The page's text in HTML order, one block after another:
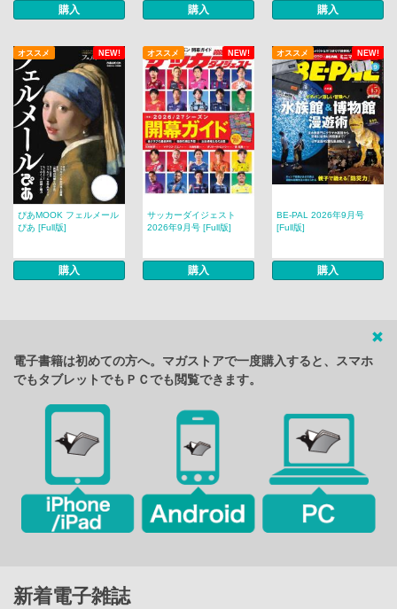
購入 購入 購入
NEW!
オススメ NEW!
オススメ NEW!
オススメ
ぴあMOOK フェルメール
ぴあ [Full版]
購入
サッカーダイジェスト
2026年9月号 [Full版]
購入
BE-PAL 2026年9月号
[Full版]
購入
電子書籍は初めての方へ。マガストアで一度購入すると、スマホ
でもタブレットでもＰＣでも閲覧できます。
新着電子雑誌